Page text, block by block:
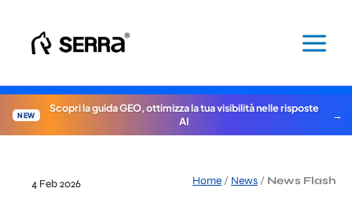
contenuto
NEW
Scopri la guida GEO, ottimizza la tua visibilità nelle risposte
AI
Home / News / News Flash
4 Feb 2026